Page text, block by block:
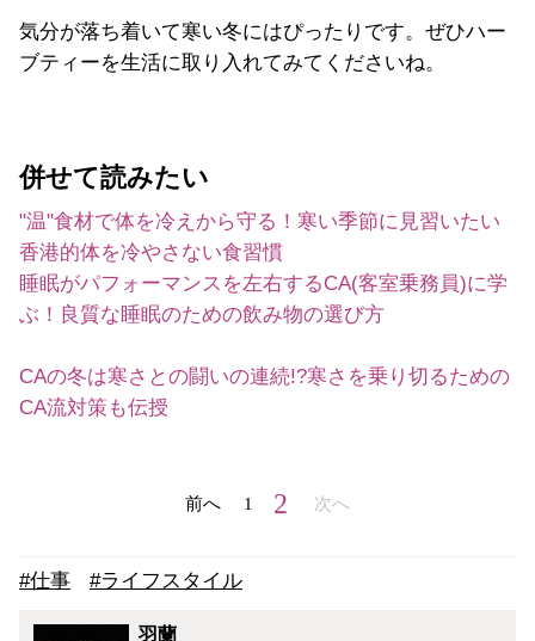
気分が落ち着いて寒い冬にはぴったりです。ぜひハー
ブティーを生活に取り入れてみてくださいね。
併せて読みたい
"温"食材で体を冷えから守る！寒い季節に見習いたい
香港的体を冷やさない食習慣
睡眠がパフォーマンスを左右するCA(客室乗務員)に学
ぶ！良質な睡眠のための飲み物の選び方
CAの冬は寒さとの闘いの連続!?寒さを乗り切るための
CA流対策も伝授
前へ 1 2 次へ
#仕事 #ライフスタイル
羽蘭